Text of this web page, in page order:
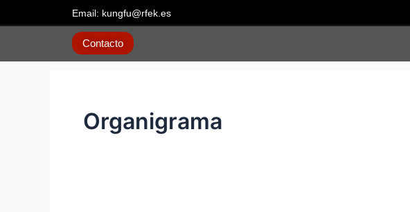
al
Email: kungfu@rfek.es
Contacto
Organigrama